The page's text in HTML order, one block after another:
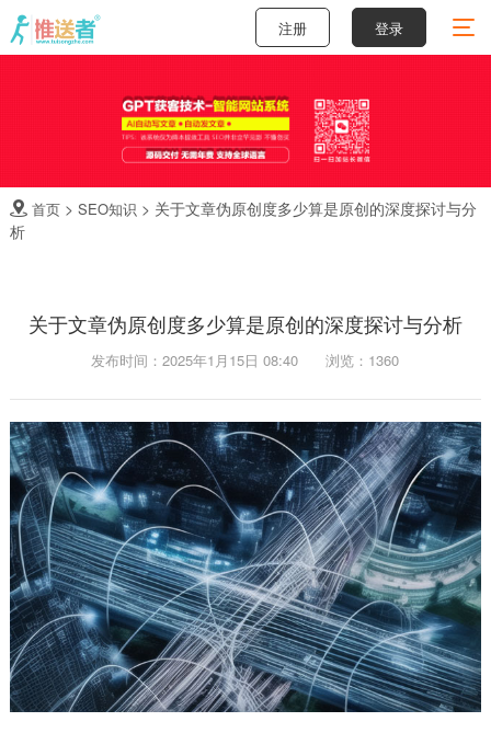
登录
注册
 首页> SEO知识 > 关于文章伪原创度多少算是原创的深度探讨与分
析
关于文章伪原创度多少算是原创的深度探讨与分析
发布时间：2025年1月15日 08:40 浏览：1360